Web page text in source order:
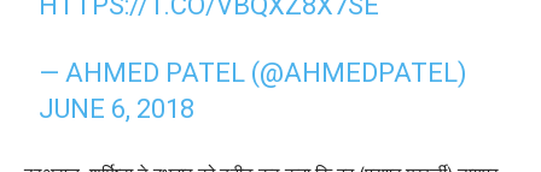
— AHMED PATEL (@AHMEDPATEL)
JUNE 6, 2018